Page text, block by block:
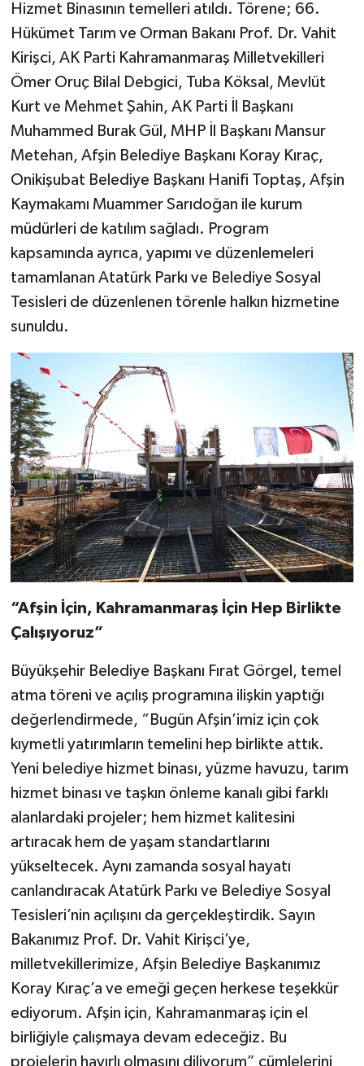
Hizmet Binasının temelleri atıldı. Törene; 66.
Hükümet Tarım ve Orman Bakanı Prof. Dr. Vahit
Kirişci, AK Parti Kahramanmaraş Milletvekilleri
Ömer Oruç Bilal Debgici, Tuba Köksal, Mevlüt
Kurt ve Mehmet Şahin, AK Parti İl Başkanı
Muhammed Burak Gül, MHP İl Başkanı Mansur
Metehan, Afşin Belediye Başkanı Koray Kıraç,
Onikişubat Belediye Başkanı Hanifi Toptaş, Afşin
Kaymakamı Muammer Sarıdoğan ile kurum
müdürleri de katılım sağladı. Program
kapsamında ayrıca, yapımı ve düzenlemeleri
tamamlanan Atatürk Parkı ve Belediye Sosyal
Tesisleri de düzenlenen törenle halkın hizmetine
sunuldu.
“Afşin İçin, Kahramanmaraş İçin Hep Birlikte
Çalışıyoruz”
Büyükşehir Belediye Başkanı Fırat Görgel, temel
atma töreni ve açılış programına ilişkin yaptığı
değerlendirmede, “Bugün Afşin’imiz için çok
kıymetli yatırımların temelini hep birlikte attık.
Yeni belediye hizmet binası, yüzme havuzu, tarım
hizmet binası ve taşkın önleme kanalı gibi farklı
alanlardaki projeler; hem hizmet kalitesini
artıracak hem de yaşam standartlarını
yükseltecek. Aynı zamanda sosyal hayatı
canlandıracak Atatürk Parkı ve Belediye Sosyal
Tesisleri’nin açılışını da gerçekleştirdik. Sayın
Bakanımız Prof. Dr. Vahit Kirişci’ye,
milletvekillerimize, Afşin Belediye Başkanımız
Koray Kıraç’a ve emeği geçen herkese teşekkür
ediyorum. Afşin için, Kahramanmaraş için el
birliğiyle çalışmaya devam edeceğiz. Bu
projelerin hayırlı olmasını diliyorum” cümlelerini